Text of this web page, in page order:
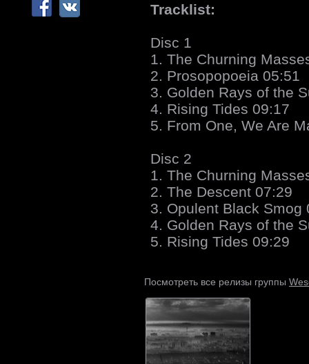
Tracklist:
Disc 1
1. The Churning
2. Prosopopoeia 05:51
3. Golden Rays of the
4. Rising Tides 09:17
5. From One, We Are
Disc 2
1. The Churning
2. The Descent 07:29
3. Opulent Black Smog
4. Golden Rays of the
5. Rising Tides 09:29
Посмотреть все релизы группы